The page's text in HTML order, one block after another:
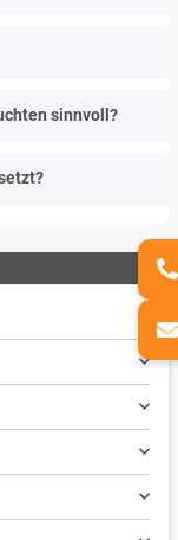
sinnvoll?